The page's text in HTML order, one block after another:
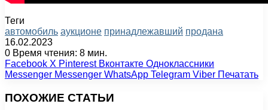
Теги
автомобиль аукционе принадлежавший продана
16.02.2023
0 Время чтения: 8 мин.
Facebook X Pinterest Вконтакте Одноклассники
Messenger Messenger WhatsApp Telegram Viber Печатать
ПОХОЖИЕ СТАТЬИ